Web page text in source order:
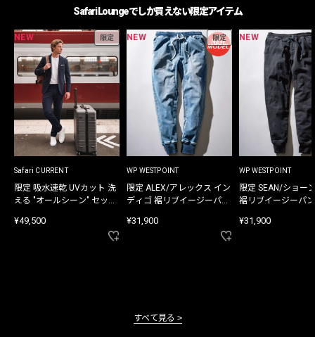
Safari Loungeでしか買えない限定アイテム
NEW 限定
Safari CURRENT
限定 吸水速乾 UVカット 洗
える "オールシーン" セット
¥49,500
NEW 限定
WP WESTPOINT
限定 ALEX/アレックス イン
ディゴ 裾リブイージーパン
¥31,900
NEW
WP WESTPOINT
限定 SEAN/ショー
裾リブイージーパ
¥31,900
すべて見る